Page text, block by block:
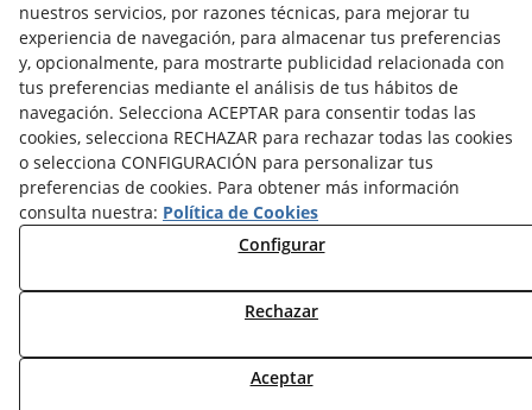
© 08/2026 LAMUSA AGROINDUSTRIAL, S.L. - Todos los
derechos reservados.
nuestros servicios, por razones técnicas, para mejorar tu
experiencia de navegación, para almacenar tus preferencias
y, opcionalmente, para mostrarte publicidad relacionada con
tus preferencias mediante el análisis de tus hábitos de
navegación. Selecciona ACEPTAR para consentir todas las
cookies, selecciona RECHAZAR para rechazar todas las cookies
o selecciona CONFIGURACIÓN para personalizar tus
preferencias de cookies. Para obtener más información
consulta nuestra: Política de Cookies
Configurar
Rechazar
Aceptar